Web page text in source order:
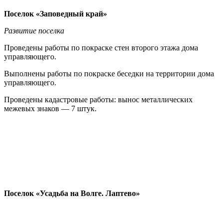
Поселок «Заповедный край»
Развитие поселка
Проведены работы по покраске стен второго этажа дома
управляющего.
Выполнены работы по покраске беседки на территории дома
управляющего.
Проведены кадастровые работы: вынос металлических
межевых знаков — 7 штук.
Поселок «Усадьба на Волге. Лаптево»